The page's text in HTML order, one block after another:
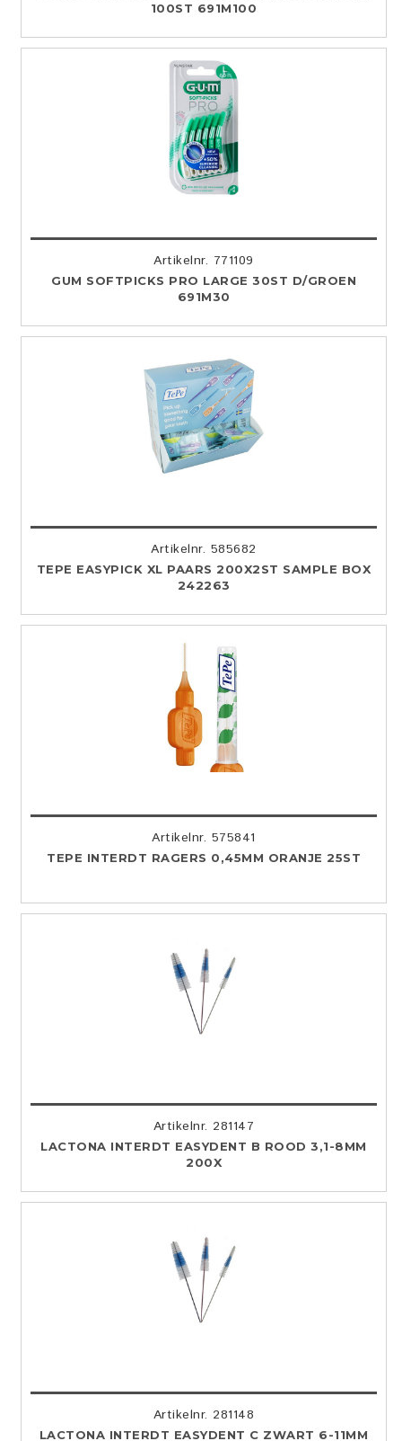
100ST 691M100
Artikelnr. 771109
GUM SOFTPICKS PRO LARGE 30ST D/GROEN
691M30
Artikelnr. 585682
TEPE EASYPICK XL PAARS 200X2ST SAMPLE BOX
242263
Artikelnr. 575841
TEPE INTERDT RAGERS 0,45MM ORANJE 25ST
Artikelnr. 281147
LACTONA INTERDT EASYDENT B ROOD 3,1-8MM
200X
Artikelnr. 281148
LACTONA INTERDT EASYDENT C ZWART 6-11MM